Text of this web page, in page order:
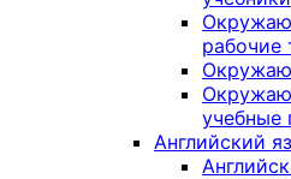
рабочие
учебные
Английский